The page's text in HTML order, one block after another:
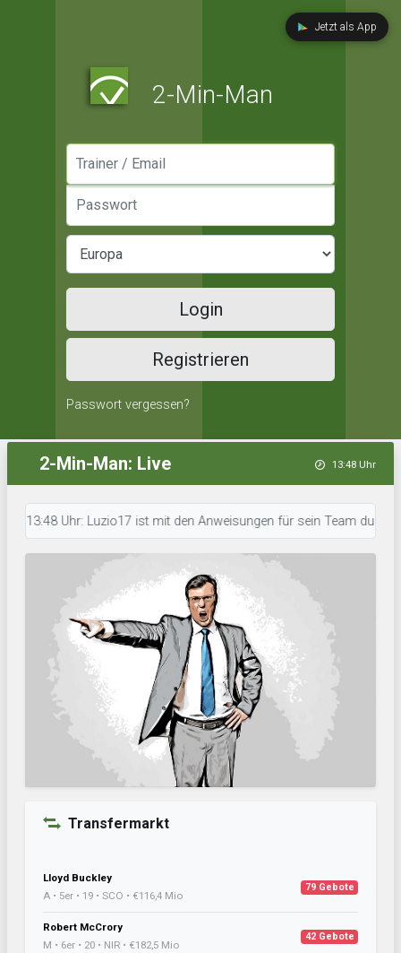
Jetzt als App
2-Min-Man
Login
Registrieren
Passwort vergessen?
2-Min-Man: Live 13:48 Uhr
Uhr: Luzio17 ist mit den Anweisungen für sein Team durch. •
Transfermarkt
Lloyd Buckley
A • 5er • 19 • SCO • €116,4 Mio
79 Gebote
Robert McCrory
M • 6er • 20 • NIR • €182,5 Mio
42 Gebote